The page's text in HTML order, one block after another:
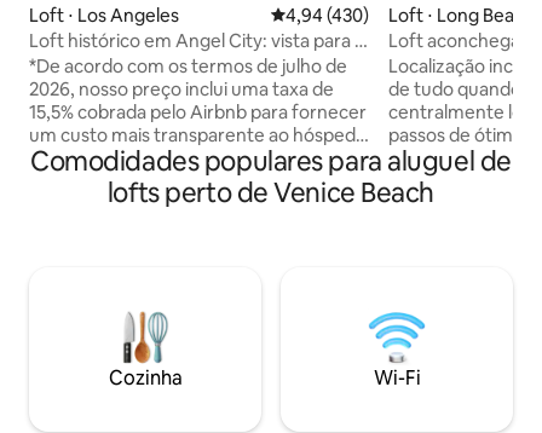
Loft ⋅ Los Angeles 4,94 de uma avaliação média de
4,94 (430)
Loft histórico em Angel City: vista para o
centro e design retrô urbano
*De acordo com os termos de julho de
2026, nosso preço inclui uma taxa de
15,5% cobrada pelo Airbnb para fornecer
um custo mais transparente ao hóspede
antecipadamente. O preço total
continua o mesmo.* Leia as Regras da
Casa e as descrições DO BAIRRO ANTES
década de 1920, localizado no 10º andar
do Historic Core. De acordo com as
regras de segurança do prédio, o
hóspede pode ter que fornecer um
Loft ⋅ Long Beach
Loft
Beach Arts
Localização
de tudo quando
centralmente
passos de ótimos
restaurantes.
Centro de
o centro da
pronto para o trabalho. TV
Hulu e muito
cama Queen
descansar. Um
Comodidades populares para aluguel de
lofts perto de Venice Beach
Cozinha Wi-Fi